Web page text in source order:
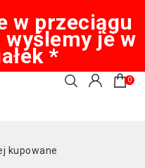
w przeciągu
wyślemy je w
*
0
kupowane